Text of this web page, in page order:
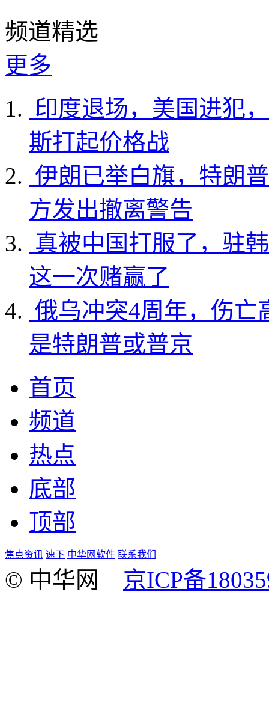
频道精选
更多
印度退场，美国进犯
斯打起价格战
伊朗已举白旗，特朗
方发出撤离警告
真被中国打服了，驻
这一次赌赢了
俄乌冲突4周年，伤亡
是特朗普或普京
首页
频道
热点
底部
顶部
焦点资讯 速下 中华网软件 联系我们
© 中华网 京ICP备